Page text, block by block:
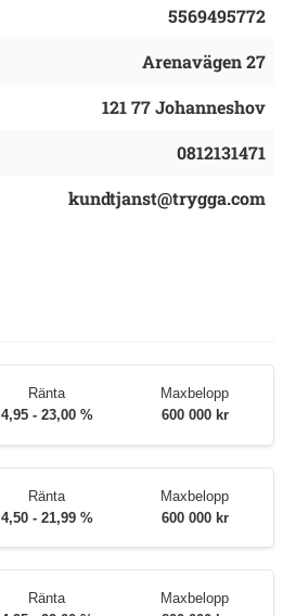
5569495772
Arenavägen 27
121 77 Johanneshov
0812131471
kundtjanst@trygga.com
Ränta
4,95 - 23,00 %
Maxbelopp
600 000 kr
Ränta
4,50 - 21,99 %
Maxbelopp
600 000 kr
Ränta
Maxbelopp